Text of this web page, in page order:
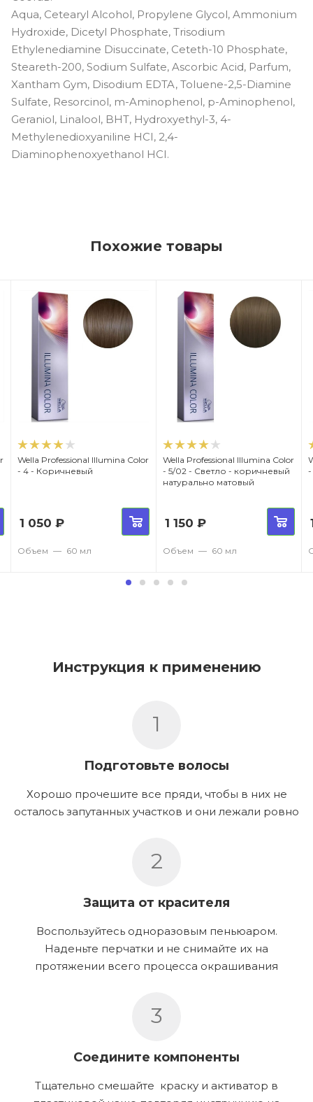
Aqua, Cetearyl Alcohol, Propylene Glycol, Ammonium
Hydroxide, Dicetyl Phosphate, Trisodium
Ethylenediamine Disuccinate, Ceteth-10 Phosphate,
Steareth-200, Sodium Sulfate, Ascorbic Acid, Parfum,
Xantham Gym, Disodium EDTA, Toluene-2,5-Diamine
Sulfate, Resorcinol, m-Aminophenol, p-Aminophenol,
Geraniol, Linalool, BHT, Hydroxyethyl-3, 4-
Methylenedioxyaniline HCI, 2,4-
Diaminophenoxyethanol HCI.
Похожие товары
Wella Professional Illumina Color
- 4 - Коричневый
1 050 ₽
Объем — 60 мл
Wella Professional Illumina Color
- 5/02 - Светло - коричневый
натурально матовый
1 150 ₽
Объем — 60 мл
-
Инструкция к применению
1
Подготовьте волосы
Хорошо прочешите все пряди, чтобы в них не
осталось запутанных участков и они лежали ровно
2
Защита от красителя
Воспользуйтесь одноразовым пеньюаром.
Наденьте перчатки и не снимайте их на
протяжении всего процесса окрашивания
3
Соедините компоненты
Тщательно смешайте краску и активатор в